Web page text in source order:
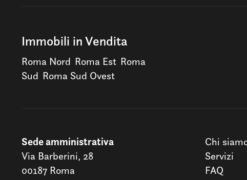
Immobili in Vendita
Roma Nord Roma Est Roma
Sud Roma Sud Ovest
Sede amministrativa
Via Barberini, 28
00187 Roma
Chi
Servizi
FAQ